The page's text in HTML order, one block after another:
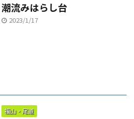
潮流みはらし台
2023/1/17
福山・尾道